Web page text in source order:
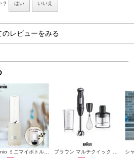
はい いいえ
レビューをみる